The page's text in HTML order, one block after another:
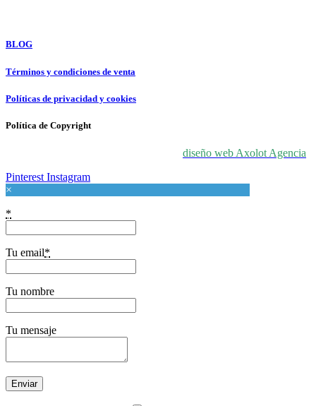
BLOG
Términos y condiciones de venta
Políticas de privacidad y cookies
Política de Copyright
diseño web Axolot Agencia
Pinterest Instagram
×
*
Tu email*
Tu nombre
Tu mensaje